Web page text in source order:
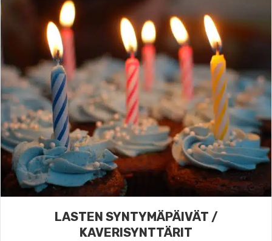
LASTEN SYNTYMÄPÄIVÄT /
KAVERISYNTTÄRIT